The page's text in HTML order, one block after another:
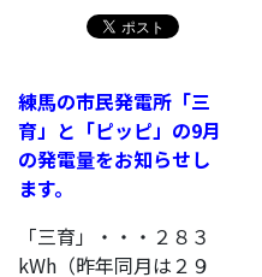
練馬の市民発電所「三
育」と「ピッピ」の9月
の発電量をお知らせし
ます。
「三育」・・・２８３
kWh（昨年同月は２９